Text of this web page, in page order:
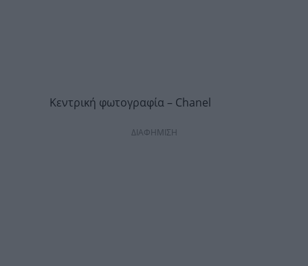
Kεντρική φωτογραφία – Chanel
ΔΙΑΦΗΜΙΣΗ